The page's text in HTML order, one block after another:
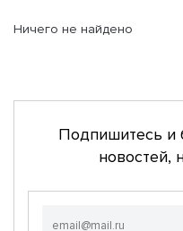
Ничего не найдено
Подпишитесь и
новостей,